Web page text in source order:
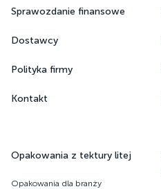
Sprawozdanie finansowe
Dostawcy
Polityka firmy
Kontakt
Opakowania z tektury litej
Opakowania dla branży